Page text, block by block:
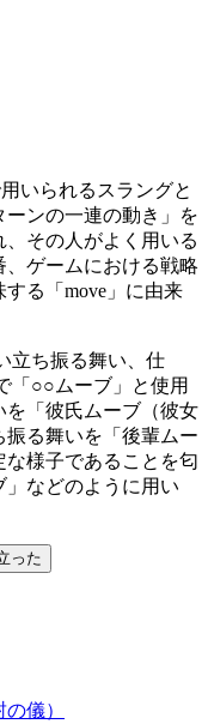
いられるスラングと
ーンの一連の動き」を
その人がよく用いる
ゲームにおける戦略
る「move」に由来
立ち振る舞い、仕
「○○ムーブ」と使用
を「彼氏ムーブ（彼女
振る舞いを「後輩ムー
様子であることを匂
などのように用い
った
儀）